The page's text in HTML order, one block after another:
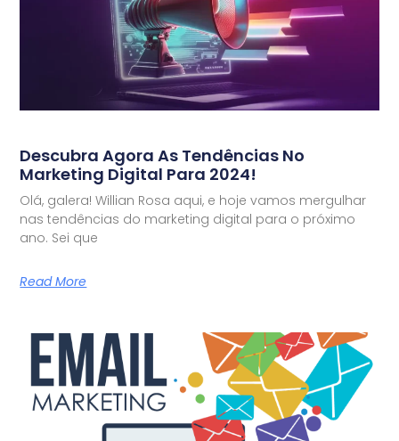
Descubra Agora As Tendências No
Marketing Digital Para 2024!
Olá, galera! Willian Rosa aqui, e hoje vamos mergulhar
nas tendências do marketing digital para o próximo
ano. Sei que
Read More